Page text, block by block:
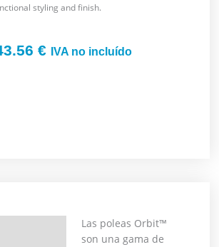
styling and finish.
€ IVA no incluído
Las poleas Orbit™
son una gama de